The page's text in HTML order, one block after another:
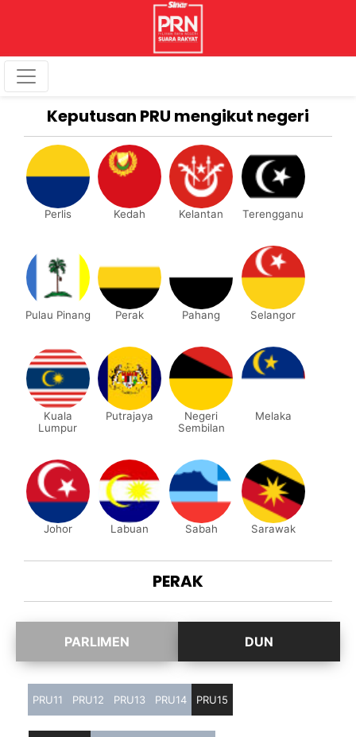
Keputusan PRU mengikut negeri
Perlis Kedah Kelantan Terengganu
Pulau Pinang Perak Pahang Selangor
Kuala
Lumpur
Putrajaya
Negeri
Sembilan
Melaka
Johor Labuan Sabah Sarawak
PERAK
PRU11 PRU12 PRU13 PRU14 PRU15